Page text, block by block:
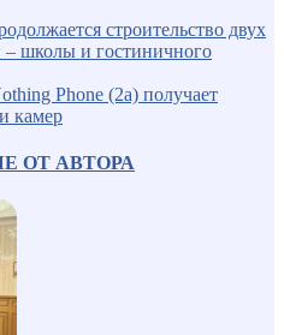
строительство двух
– школы и гостиничного
Phone (2a) получает
камер
ОТ АВТОРА